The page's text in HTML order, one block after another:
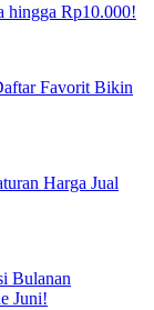
hingga Rp10.000!
Favorit Bikin
Harga Jual
Bulanan
Juni!